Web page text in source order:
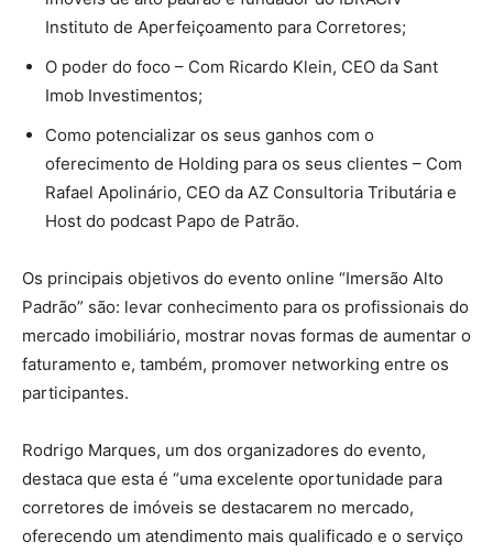
Instituto de Aperfeiçoamento para Corretores;
O poder do foco – Com Ricardo Klein, CEO da Sant
Imob Investimentos;
Como potencializar os seus ganhos com o
oferecimento de Holding para os seus clientes – Com
Rafael Apolinário, CEO da AZ Consultoria Tributária e
Host do podcast Papo de Patrão.
Os principais objetivos do evento online “Imersão Alto
Padrão” são: levar conhecimento para os profissionais do
mercado imobiliário, mostrar novas formas de aumentar o
faturamento e, também, promover networking entre os
participantes.
Rodrigo Marques, um dos organizadores do evento,
destaca que esta é “uma excelente oportunidade para
corretores de imóveis se destacarem no mercado,
oferecendo um atendimento mais qualificado e o serviço